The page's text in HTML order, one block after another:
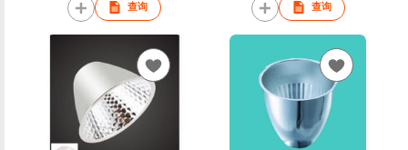
查询 查询